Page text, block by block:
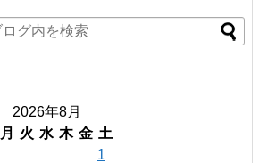
2026年8月
月 火 水 木 金 土
1